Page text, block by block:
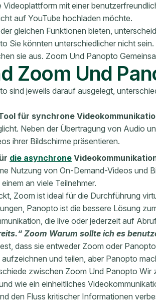
Videoplattform mit einer
auf YouTube hochladen möchte.
gleichen Funktionen bieten,
Sie könnten unterschiedlicher nicht
sie aus. Zoom Und Panopto
Zoom Und
sind jeweils darauf ausgelegt,
für synchrone
Neben der Übertragung von Audio
ihrer Bildschirme präsentieren.
die asynchrone
Nutzung von On-Demand-Videos und
an viele Teilnehmer.
Zoom ist ideal für die Durchführung
Panopto ist die bessere Lösung
die live oder jederzeit auf
Zoom Warum sollte ich es
dass sie entweder Zoom oder
und teilen, aber Panopto
zwischen Zoom Und Panopto Wir
wie ein einheitliches
den Fluss kritischer Informationen